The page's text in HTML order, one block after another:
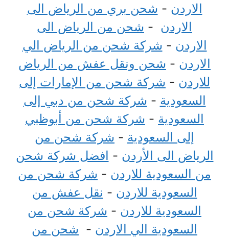
الاردن - شحن بري من الرياض الى
الاردن - شحن من الرياض الى
الاردن - شركة شحن من الرياض الي
الاردن - شحن ونقل عفش من الرياض
للاردن - شركة شحن من الإمارات إلى
السعودية - شركة شحن من دبي إلى
السعودية - شركة شحن من أبوظبي
إلى السعودية - شركة شحن من
الرياض الى الأردن - افضل شركة شحن
من السعودية للاردن - شركة شحن من
السعودية للاردن - نقل عفش من
السعودية للاردن - شركة شحن من
السعودية الي الاردن - شحن من